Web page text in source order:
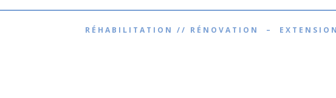
RÉHABILITATION // RÉNOVATION –